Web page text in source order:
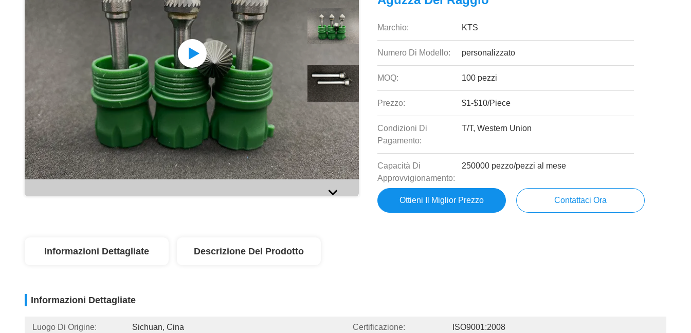
Marchio: KTS
Numero Di Modello: personalizzato
MOQ: 100 pezzi
Prezzo: $1-$10/Piece
Condizioni Di
Pagamento:
T/T, Western Union
Capacità Di
Approvvigionamento:
250000 pezzo/pezzi al mese
Ottieni Il Miglior Prezzo Contattaci Ora
Informazioni Dettagliate Descrizione Del Prodotto
Informazioni Dettagliate
Luogo Di Origine: Sichuan, Cina Certificazione: ISO9001:2008